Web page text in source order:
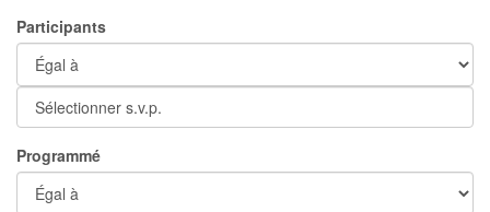
Participants
Programmé